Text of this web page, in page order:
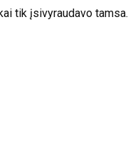
tik įsivyraudavo tamsa.